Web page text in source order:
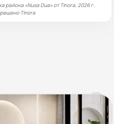
района «Nusa Dua» от Tinora, 2026 г.
Tinora